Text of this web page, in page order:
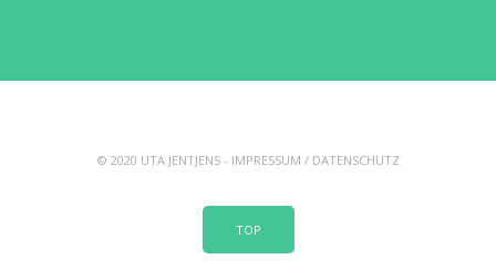
© 2020 UTA JENTJENS - IMPRESSUM / DATENSCHUTZ
TOP